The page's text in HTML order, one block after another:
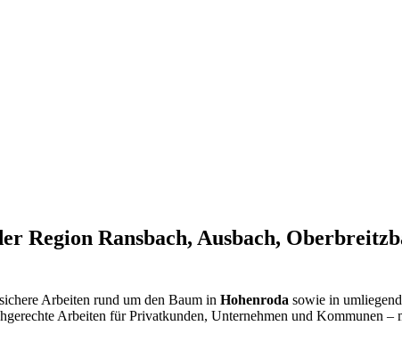
Region Ransbach, Ausbach,
Arbeiten rund um den Baum in Hohenroda sowie in
Arbeiten für Privatkunden, Unternehmen und Kommunen